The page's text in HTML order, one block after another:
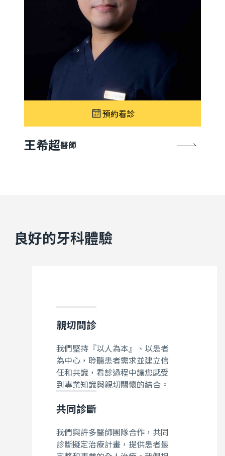
預約看診
王希超醫師
良好的牙科體驗
親切問診
我們堅持『以人為本』、以患者
為中心，聆聽患者需求並建立信
任和共識，看診過程中讓您感受
到專業知識與親切關懷的結合。
共同診斷
我們與許多醫師團隊合作，共同
診斷擬定治療計畫，提供患者最